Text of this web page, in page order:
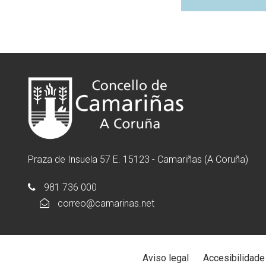
Praza de Insuela 57 E. 15123 - Camariñas (A Coruña)
981 736 000
correo@camarinas.net
Aviso legal Accesibilidade